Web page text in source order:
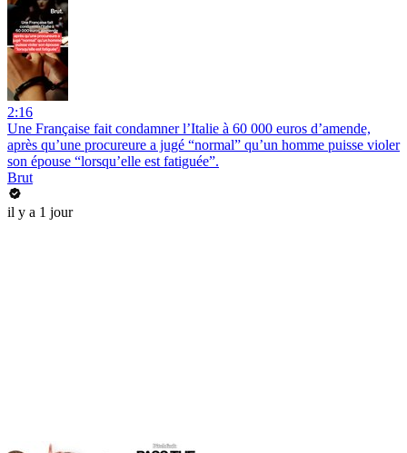
2:16
Une Française fait condamner l’Italie à 60 000 euros d’amende,
après qu’une procureure a jugé “normal” qu’un homme puisse violer
son épouse “lorsqu’elle est fatiguée”.
Brut
il y a 1 jour